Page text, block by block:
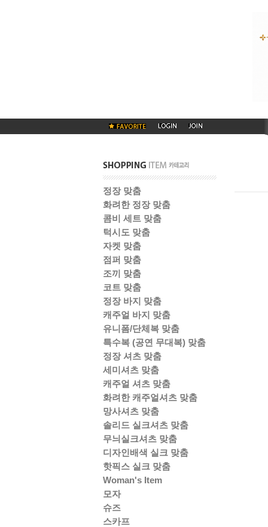
정장 맞춤
화려한 정장 맞춤
콤비 세트 맞춤
턱시도 맞춤
자켓 맞춤
점퍼 맞춤
조끼 맞춤
코트 맞춤
정장 바지 맞춤
캐주얼 바지 맞춤
유니폼/단체복 맞춤
특수복 (공연 무대복) 맞춤
정장 셔츠 맞춤
세미셔츠 맞춤
캐주얼 셔츠 맞춤
화려한 캐주얼셔츠 맞춤
망사셔츠 맞춤
솔리드 실크셔츠 맞춤
무늬실크셔츠 맞춤
디자인배색 실크 맞춤
핫픽스 실크 맞춤
Woman's Item
모자
슈즈
스카프